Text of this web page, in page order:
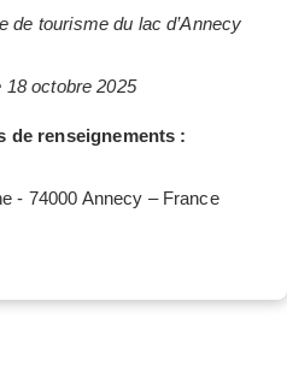
de tourisme du lac d’Annecy
18 octobre 2025
de renseignements :
- 74000 Annecy – France